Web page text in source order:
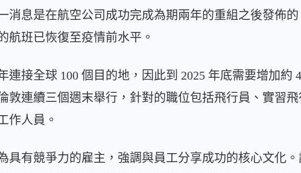
消息是在航空公司成功完成為期兩年的重組之後發佈
航班已恢復至疫情前水平。
連接全球 100 個目的地，因此到 2025 年底需要增加約
敦連續三個週末舉行，針對的職位包括飛行員、實習
作人員。
具有競爭力的雇主，強調與員工分享成功的核心文化